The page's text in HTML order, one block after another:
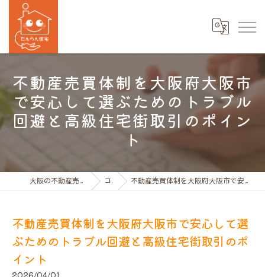
不動産売買体制を大阪府大阪市
で安心して選ぶためのトラブル
回避と高級住宅街取引のポイン
ト
大阪の不動産売買ならだんらん住宅株式会社 コラム 不動産売買体制を大阪府大阪市で安心して選ぶためのトラブル回避と高級住宅街取引のポイント
不動産売買体制を大阪府大阪市で安心して選
ぶためのトラブル回避と高級住宅街取引のポ
イント
2026/04/01